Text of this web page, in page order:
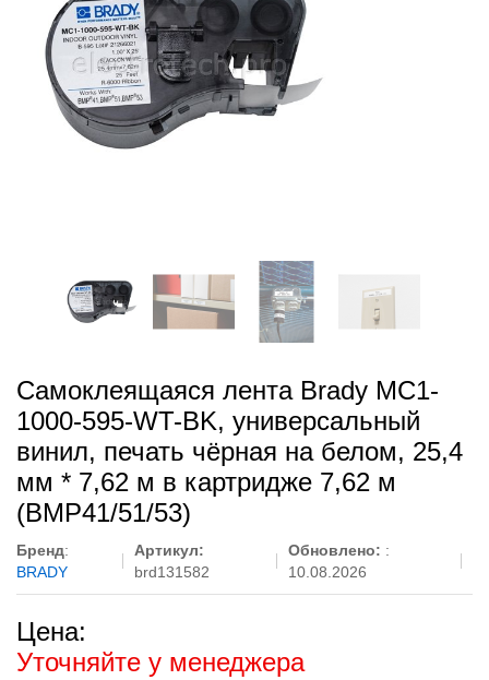
Самоклеящаяся лента Brady MC1-
1000-595-WT-BK, универсальный
винил, печать чёрная на белом, 25,4
мм * 7,62 м в картридже 7,62 м
(BMP41/51/53)
Бренд:
BRADY
Артикул:
brd131582
Обновлено: :
10.08.2026
Цена:
Уточняйте у менеджера